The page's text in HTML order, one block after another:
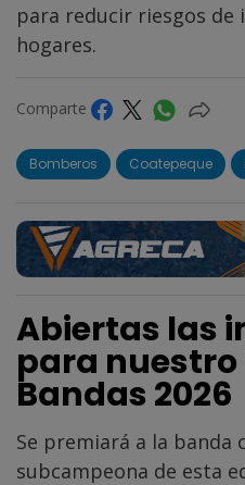
para reducir riesgos de
hogares.
Comparte
Bomberos Coatepeque
Abiertas las
para nuestro
Bandas 2026
Se premiará a la banda
subcampeona de esta